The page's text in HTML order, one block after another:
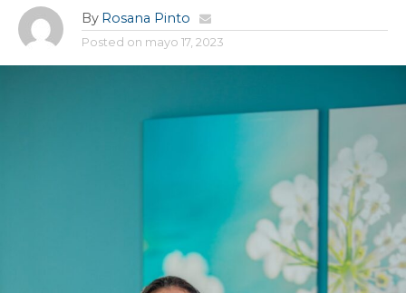
By Rosana Pinto
Posted on mayo 17, 2023